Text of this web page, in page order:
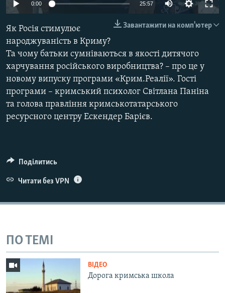
ВІДЕОУРОКИ «ELIFBE»
СВІДЧЕННЯ ОКУПАЦІЇ
УКРАЇНСЬКА ПРОБЛЕМА КРИМУ
ІНФОГРАФІКА
ДОЛУЧАЙСЯ!
Усі сайти RFE/RL
0:00 25:57
Завантажити на комп'ютер
Як Росія стимулює
народжуваність в Криму?
Та чому батьки сумніваються в якості дитячого
харчування російського виробництва? – про це у
новому випуску програми «Крим.Реалії». Гості
програми – кримський психолог Світлана Паніна
та голова правління кримськотатарського
ресурсного центру Ескендер Барієв.
Поділитись
Читати без VPN
ПО ТЕМІ
ВІДЕО
Дорога кримська школа